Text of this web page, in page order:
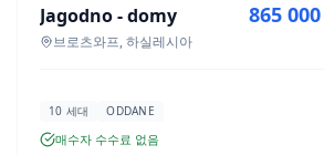
신규 분양
Jagodno - domy
브로츠와프, 하실레시아
865 000
10 세대 ODDANE
매수자 수수료 없음